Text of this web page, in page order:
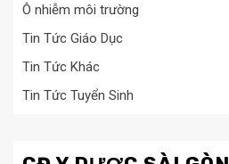
Ô nhiễm môi trường
Tin Tức Giáo Dục
Tin Tức Khác
Tin Tức Tuyển Sinh